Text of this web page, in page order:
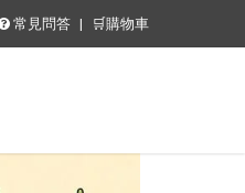
常見問答 🛒購物車